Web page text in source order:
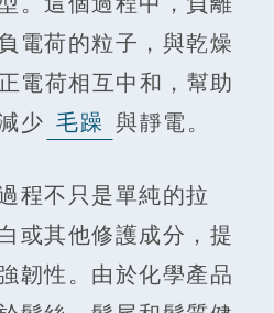
電荷的粒子，與乾燥
電荷相互中和，幫助
少 毛躁 與靜電。
程不只是單純的拉
或其他修護成分，提
韌性。由於化學產品